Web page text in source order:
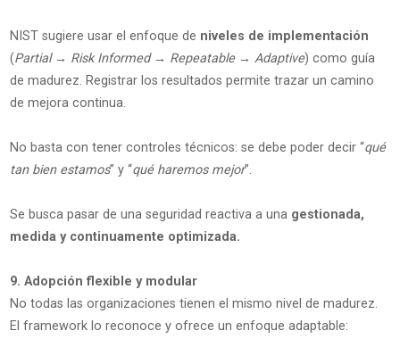
NIST sugiere usar el enfoque de niveles de implementación
(Partial → Risk Informed → Repeatable → Adaptive) como guía
de madurez. Registrar los resultados permite trazar un camino
de mejora continua.
No basta con tener controles técnicos: se debe poder decir “qué
tan bien estamos” y “qué haremos mejor”.
Se busca pasar de una seguridad reactiva a una gestionada,
medida y continuamente optimizada.
9. Adopción flexible y modular
No todas las organizaciones tienen el mismo nivel de madurez.
El framework lo reconoce y ofrece un enfoque adaptable: